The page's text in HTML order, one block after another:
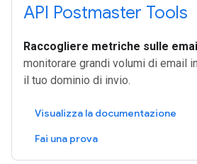
API Postmaster Tools
Raccogliere metriche sulle
monitorare grandi volumi di email
il tuo dominio di invio.
Visualizza la documentazione
Fai una prova